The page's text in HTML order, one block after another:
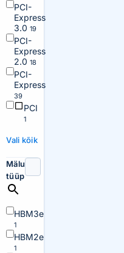
PCI-
Express
3.0 19
PCI-
Express
2.0 18
PCI-
Express
39
PCI
1
Vali kõik
Mälu
tüüp
HBM3e
1
HBM2e
1